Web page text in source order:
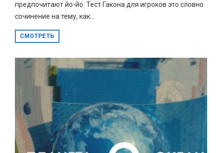
предпочитают йо-йо. Тест Гакона для игроков это словно
сочинение на тему, как...
СМОТРЕТЬ